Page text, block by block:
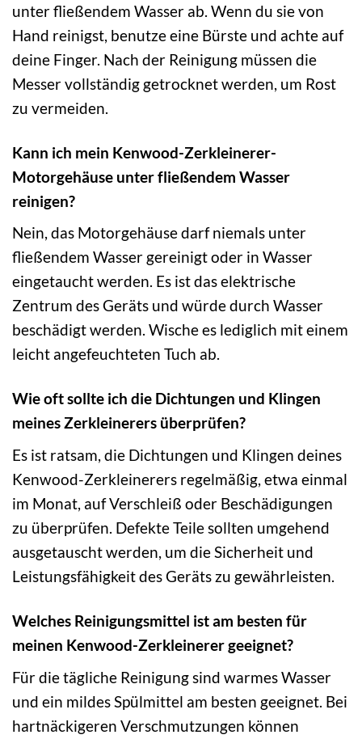
unter fließendem Wasser ab. Wenn du sie von
Hand reinigst, benutze eine Bürste und achte auf
deine Finger. Nach der Reinigung müssen die
Messer vollständig getrocknet werden, um Rost
zu vermeiden.
Kann ich mein Kenwood-Zerkleinerer-
Motorgehäuse unter fließendem Wasser
reinigen?
Nein, das Motorgehäuse darf niemals unter
fließendem Wasser gereinigt oder in Wasser
eingetaucht werden. Es ist das elektrische
Zentrum des Geräts und würde durch Wasser
beschädigt werden. Wische es lediglich mit einem
leicht angefeuchteten Tuch ab.
Wie oft sollte ich die Dichtungen und Klingen
meines Zerkleinerers überprüfen?
Es ist ratsam, die Dichtungen und Klingen deines
Kenwood-Zerkleinerers regelmäßig, etwa einmal
im Monat, auf Verschleiß oder Beschädigungen
zu überprüfen. Defekte Teile sollten umgehend
ausgetauscht werden, um die Sicherheit und
Leistungsfähigkeit des Geräts zu gewährleisten.
Welches Reinigungsmittel ist am besten für
meinen Kenwood-Zerkleinerer geeignet?
Für die tägliche Reinigung sind warmes Wasser
und ein mildes Spülmittel am besten geeignet. Bei
hartnäckigeren Verschmutzungen können